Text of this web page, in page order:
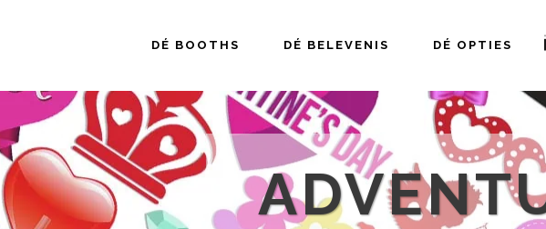
DÉ BOOTHS DÉ BELEVENIS DÉ OPTIES